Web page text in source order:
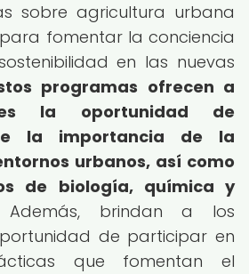
sobre agricultura urbana
fomentar la conciencia
en las nuevas
programas ofrecen a
la oportunidad de
la importancia de la
urbanos, así como
de biología, química y
Además, brindan a los
de participar en
que fomentan el